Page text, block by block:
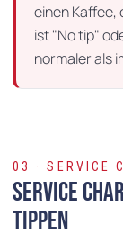
einen Kaffee,
ist "No tip"
normaler als
03 · SERVICE
Service
tippen